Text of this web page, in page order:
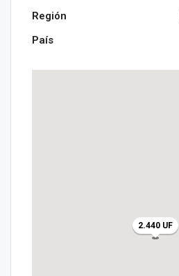
Región
País
2.440 UF